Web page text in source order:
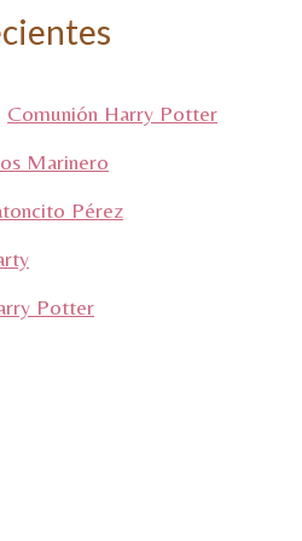
Comunión Harry Potter
Marinero
Pérez
Potter